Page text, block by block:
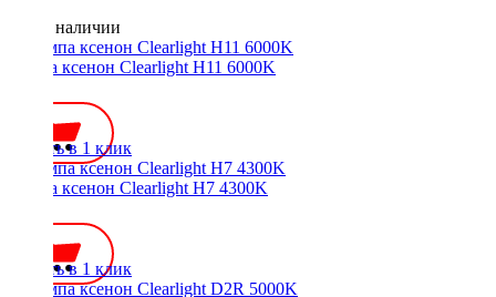
Нет в наличии
Лампа ксенон Clearlight H11 6000K
Купить в 1 клик
Лампа ксенон Clearlight H7 4300K
Купить в 1 клик